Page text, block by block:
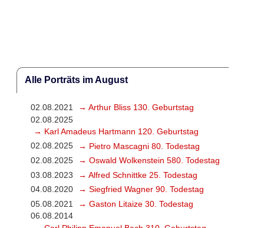
Alle Porträts im August
02.08.2021
→ Arthur Bliss 130. Geburtstag
02.08.2025
→ Karl Amadeus Hartmann 120. Geburtstag
02.08.2025
→ Pietro Mascagni 80. Todestag
02.08.2025
→ Oswald Wolkenstein 580. Todestag
03.08.2023
→ Alfred Schnittke 25. Todestag
04.08.2020
→ Siegfried Wagner 90. Todestag
05.08.2021
→ Gaston Litaize 30. Todestag
06.08.2014